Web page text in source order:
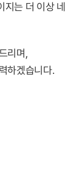
는 더 이상 네
리며,
하겠습니다.